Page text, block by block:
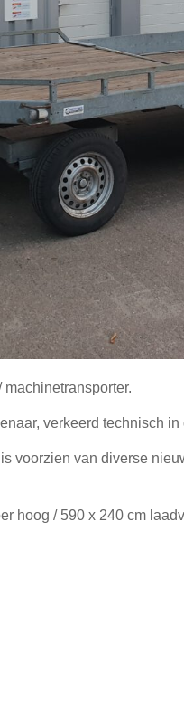
machinetransporter.
verkeerd technisch
voorzien van diverse
hoog / 590 x 240 cm